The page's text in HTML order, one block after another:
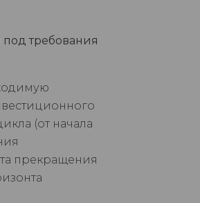
требования
(от начала
прекращения